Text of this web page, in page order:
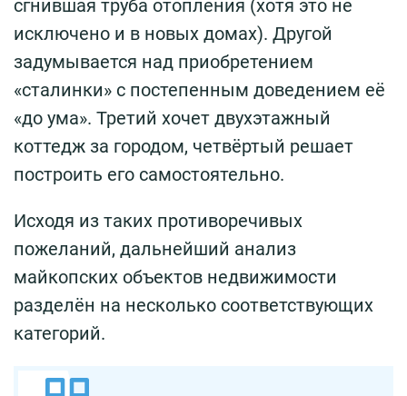
сгнившая труба отопления (хотя это не
исключено и в новых домах). Другой
задумывается над приобретением
«сталинки» с постепенным доведением её
«до ума». Третий хочет двухэтажный
коттедж за городом, четвёртый решает
построить его самостоятельно.
Исходя из таких противоречивых
пожеланий, дальнейший анализ
майкопских объектов недвижимости
разделён на несколько соответствующих
категорий.